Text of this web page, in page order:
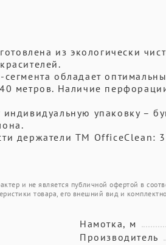
из экологически
обладает
метров. Наличие
индивидуальную упаковку –
держатели ТМ OfficeClean:
и не является публичной офертой в
товара, его внешний вид и
Намотка, м
Производитель